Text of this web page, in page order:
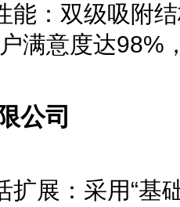
能：双级吸附
满意度达98%
公司
扩展：采用“基